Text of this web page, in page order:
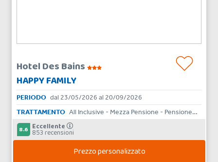
Hotel Des Bains
HAPPY FAMILY
PERIODO dal 23/05/2026 al 20/09/2026
TRATTAMENTO
All Inclusive - Mezza Pensione - Pensione Completa - Bed & Breakfast - Aparthotel
8.6 Eccellente
853 recensioni
Prezzo personalizzato